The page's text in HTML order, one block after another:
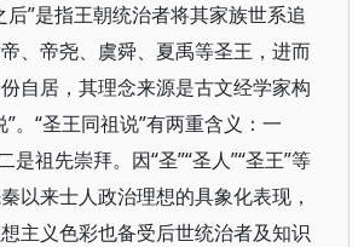
后”是指王朝统治者将其家族世系追
、帝尧、虞舜、夏禹等圣王，进而
自居，其理念来源是古文经学家构
。“圣王同祖说”有两重含义：一
是祖先崇拜。因“圣”“圣人”“圣王”等
以来士人政治理想的具象化表现，
主义色彩也备受后世统治者及知识